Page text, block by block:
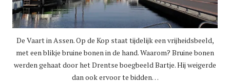
De Vaart in Assen. Op de Kop staat tijdelijk een vrijheidsbeeld,
met een blikje bruine bonen in de hand. Waarom? Bruine bonen
werden gehaat door het Drentse boegbeeld Bartje. Hij weigerde
dan ook ervoor te bidden…